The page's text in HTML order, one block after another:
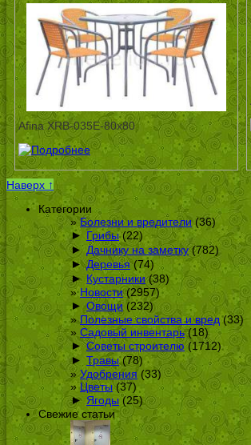
Afina XRB-035Е-80x80
Наверх ↑
Категории
Болезни и вредители (36)
► Грибы(22)
► Дачнику на заметку(782)
► Деревья(74)
► Кустарники(38)
Новости(2957)
► Овощи (232)
Полезные свойства и вред(33)
Садовый инвентарь(18)
► Советы строителю(1712)
► Травы(78)
Удобрения(33)
Цветы(37)
► Ягоды(25)
Свежие статьи